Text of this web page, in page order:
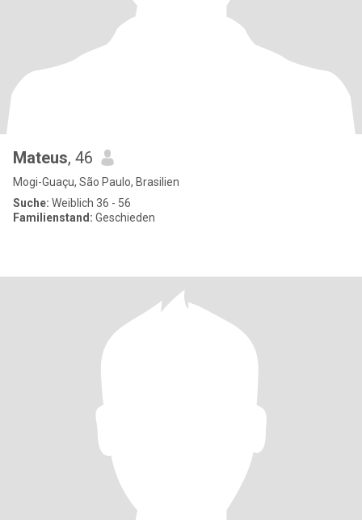
Mateus, 46
Mogi-Guaçu, São Paulo, Brasilien
Suche: Weiblich 36 - 56
Familienstand: Geschieden